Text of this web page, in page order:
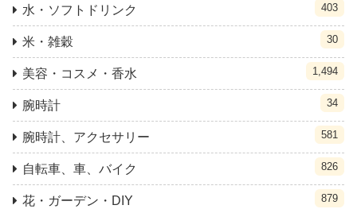
水・ソフトドリンク 403
米・雑穀 30
美容・コスメ・香水 1,494
腕時計 34
腕時計、アクセサリー 581
自転車、車、バイク 826
花・ガーデン・DIY 879